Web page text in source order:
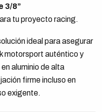
3/8”
tu proyecto racing.
ideal para asegurar
motorsport auténtico y
aluminio de alta
firme incluso en
exigente.